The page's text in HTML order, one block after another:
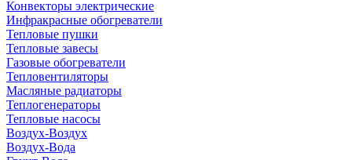
Конвекторы электрические
Инфракрасные обогреватели
Тепловые пушки
Тепловые завесы
Газовые обогреватели
Тепловентиляторы
Масляные радиаторы
Теплогенераторы
Тепловые насосы
Воздух-Воздух
Воздух-Вода